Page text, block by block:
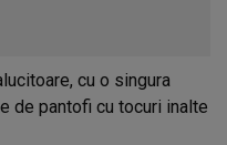
cu o singura
de pantofi cu tocuri inalte